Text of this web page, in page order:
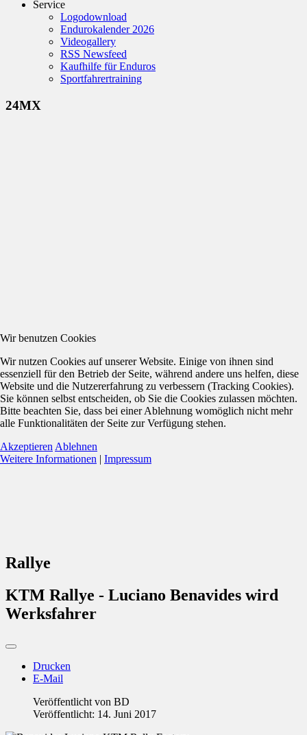
Service
Logodownload
Endurokalender 2026
Videogallery
RSS Newsfeed
Kaufhilfe für Enduros
Sportfahrertraining
24MX
Rallye
KTM Rallye - Luciano Benavides wird
Werksfahrer
Drucken
E-Mail
Veröffentlicht von BD
Veröffentlicht: 14. Juni 2017
Wir benutzen Cookies
Wir nutzen Cookies auf unserer Website. Einige von ihnen sind
essenziell für den Betrieb der Seite, während andere uns helfen, diese
Website und die Nutzererfahrung zu verbessern (Tracking Cookies).
Sie können selbst entscheiden, ob Sie die Cookies zulassen möchten.
Bitte beachten Sie, dass bei einer Ablehnung womöglich nicht mehr
alle Funktionalitäten der Seite zur Verfügung stehen.
Akzeptieren Ablehnen
Weitere Informationen | Impressum